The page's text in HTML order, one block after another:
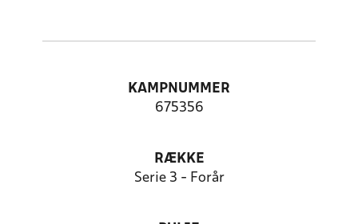
KAMPNUMMER
675356
RÆKKE
Serie 3 - Forår